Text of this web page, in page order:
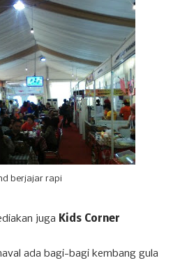
berjajar rapi
juga Kids Corner
ada bagi-bagi kembang gula